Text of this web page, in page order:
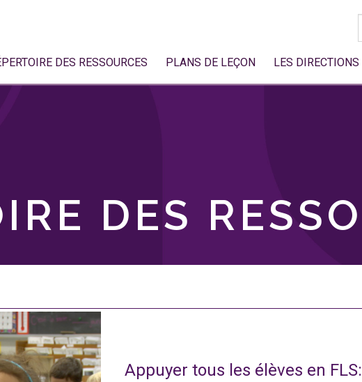
DES RESSOURCES PLANS DE LEÇON LES DIRECTIONS
DES
Appuyer tous les élèves en